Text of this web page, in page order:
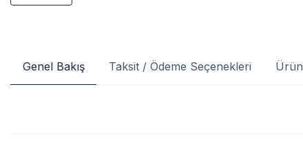
Genel Bakış Taksit / Ödeme Seçenekleri